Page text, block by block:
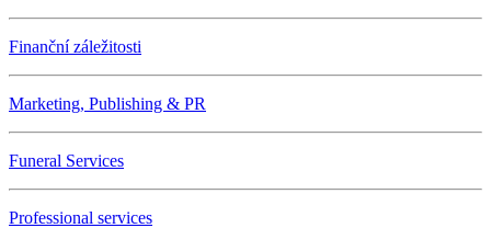
Finanční záležitosti
Marketing, Publishing & PR
Funeral Services
Professional services